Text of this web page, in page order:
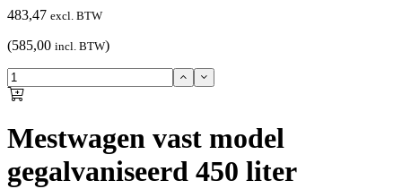
483,47 excl. BTW
(585,00 incl. BTW)
Mestwagen vast model
gegalvaniseerd 450 liter